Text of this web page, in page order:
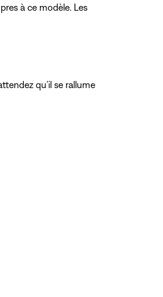
à ce modèle. Les
qu’il se rallume